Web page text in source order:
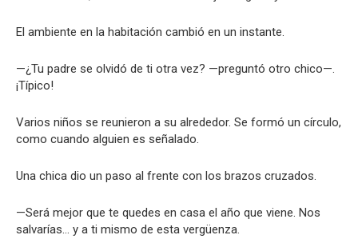
El ambiente en la habitación cambió en un instante.
—¿Tu padre se olvidó de ti otra vez? —preguntó otro chico—.
¡Típico!
Varios niños se reunieron a su alrededor. Se formó un círculo,
como cuando alguien es señalado.
Una chica dio un paso al frente con los brazos cruzados.
—Será mejor que te quedes en casa el año que viene. Nos
salvarías… y a ti mismo de esta vergüenza.